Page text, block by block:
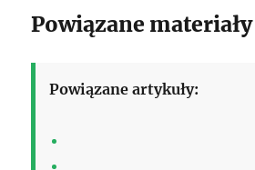
Powiązane materiały
Powiązane artykuły: